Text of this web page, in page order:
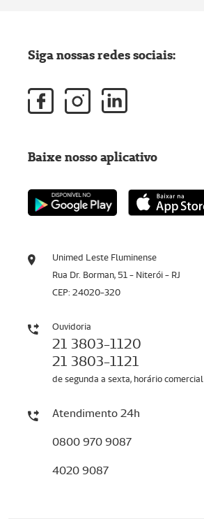
Unimed Leste Fluminense
Rua Dr. Borman, 51 - Niterói - RJ
CEP: 24020-320
Ouvidoria
21 3803-1120
21 3803-1121
de segunda a sexta, horário comercial
Atendimento 24h
0800 970 9087
4020 9087
Siga nossas redes sociais:
Baixe nosso aplicativo